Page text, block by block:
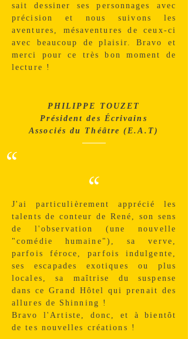
“
sait dessiner ses personnages avec
précision et nous suivons les
aventures, mésaventures de ceux-ci
avec beaucoup de plaisir. Bravo et
merci pour ce très bon moment de
lecture !
J'ai particulièrement apprécié les
talents de conteur de René, son sens
de l'observation (une nouvelle
"comédie humaine"), sa verve,
parfois féroce, parfois indulgente,
ses escapades exotiques ou plus
locales, sa maîtrise du suspense
dans ce Grand Hôtel qui prenait des
allures de Shinning !
Bravo l'Artiste, donc, et à bientôt
de tes nouvelles créations !
PHILIPPE TOUZET
Président des Écrivains
Associés du Théâtre (E.A.T)
“